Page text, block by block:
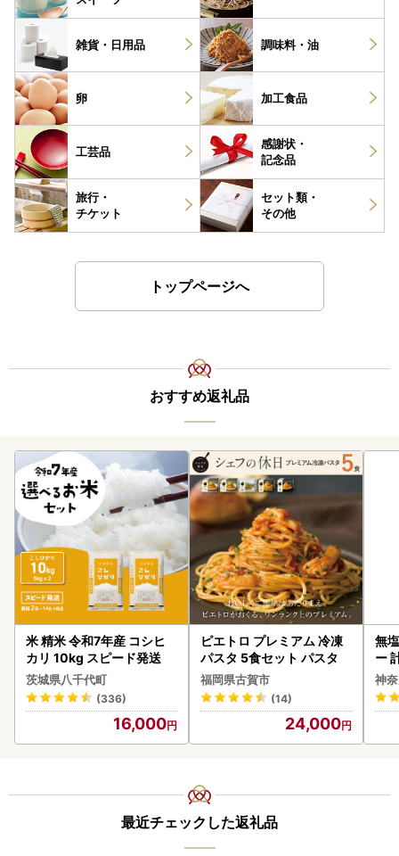
雑貨・ 日用品 調味料・ 油
卵 加工食品
工芸品
感謝状・
記念品
旅行・
チケット
セット類・
その他
トップページへ
おすすめ返礼品
米 精米 令和7年産 コシヒ
カリ 10kg スピード発送
茨城県八千代町
(336)
16,000
ピエトロ プレミアム 冷凍
パスタ 5食セット パスタ
福岡県古賀市
(14)
24,000
無
ー
】
神
最近チェックした返礼品